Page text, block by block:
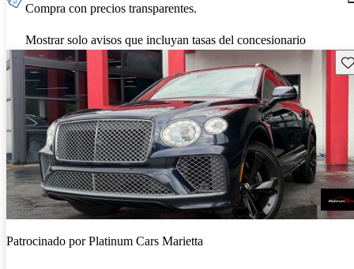
Compra con precios transparentes.
Mostrar solo avisos que incluyan tasas del concesionario
Patrocinado porPlatinum Cars Marietta